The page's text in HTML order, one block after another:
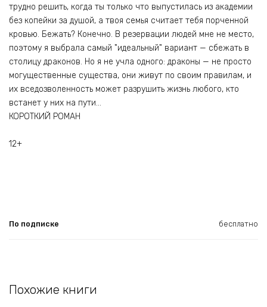
трудно решить, когда ты только что выпустилась из академии
без копейки за душой, а твоя семья считает тебя порченной
кровью. Бежать? Конечно. В резервации людей мне не место,
поэтому я выбрала самый "идеальный" вариант — сбежать в
столицу драконов. Но я не учла одного: драконы — не просто
могущественные существа, они живут по своим правилам, и
их вседозволенность может разрушить жизнь любого, кто
встанет у них на пути…
КОРОТКИЙ РОМАН
12+
По подписке бесплатно
Похожие книги